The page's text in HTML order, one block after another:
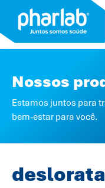
Nossos
Estamos juntos para
bem-estar para você.